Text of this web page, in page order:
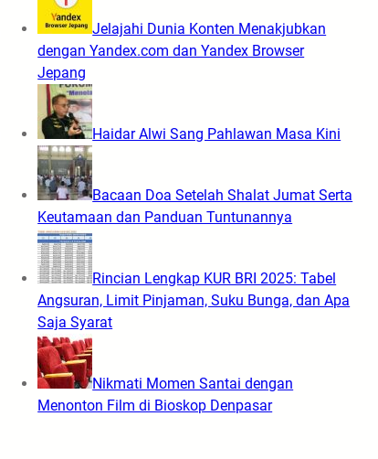
Jelajahi Dunia Konten Menakjubkan
dengan Yandex.com dan Yandex Browser
Jepang
Haidar Alwi Sang Pahlawan Masa Kini
Bacaan Doa Setelah Shalat Jumat Serta
Keutamaan dan Panduan Tuntunannya
Rincian Lengkap KUR BRI 2025: Tabel
Angsuran, Limit Pinjaman, Suku Bunga, dan Apa
Saja Syarat
Nikmati Momen Santai dengan
Menonton Film di Bioskop Denpasar